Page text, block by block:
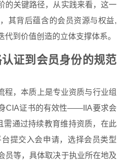
的关键路径，从实践来看，这一
其背后蕴含的会员资源与权益,
到价值创造的立体支撑体系。
证到会员身份的规范
程，本质上是专业资质与行业组
CIA证书的有效性——IIA要求会
需通过持续教育维持资质，在此
提交入会申请，选择会员类型
员等，具体取决于执业所在地及